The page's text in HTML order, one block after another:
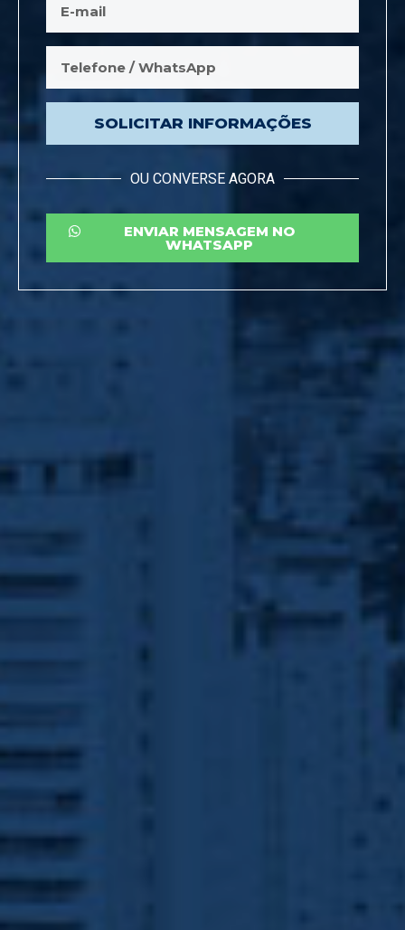
SOLICITAR INFORMAÇÕES
OU CONVERSE AGORA
ENVIAR MENSAGEM NO
WHATSAPP